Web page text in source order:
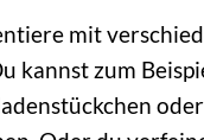
mit
kannst zum